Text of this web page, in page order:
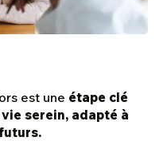
est une étape clé
serein, adapté à